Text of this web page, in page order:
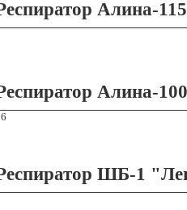
Алина-115
Алина-100
ШБ-1